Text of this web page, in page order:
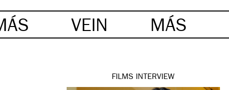
VEIN MÁS
FILMS INTERVIEW